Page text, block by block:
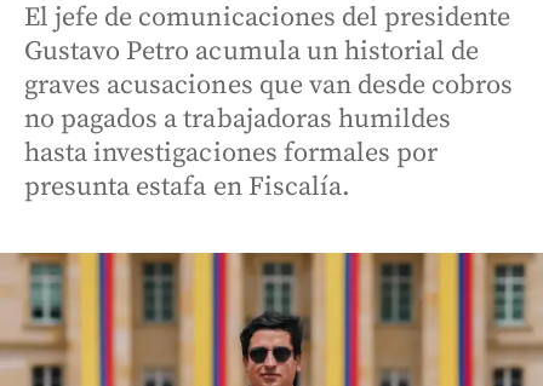
El jefe de comunicaciones del presidente
Gustavo Petro acumula un historial de
graves acusaciones que van desde cobros
no pagados a trabajadoras humildes
hasta investigaciones formales por
presunta estafa en Fiscalía.